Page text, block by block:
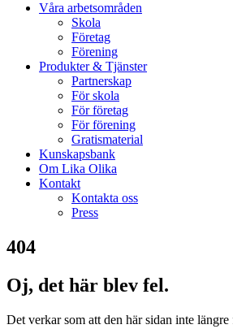
Våra arbetsområden
Skola
Företag
Förening
Produkter & Tjänster
Partnerskap
För skola
För företag
För förening
Gratismaterial
Kunskapsbank
Om Lika Olika
Kontakt
Kontakta oss
Press
404
Oj, det här blev fel.
Det verkar som att den här sidan inte